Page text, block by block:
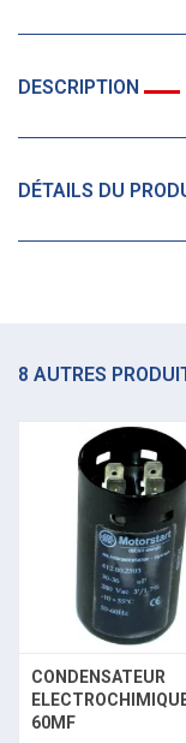
DESCRIPTION
DÉTAILS DU
8 AUTRES
CONDENSATEUR
60MF